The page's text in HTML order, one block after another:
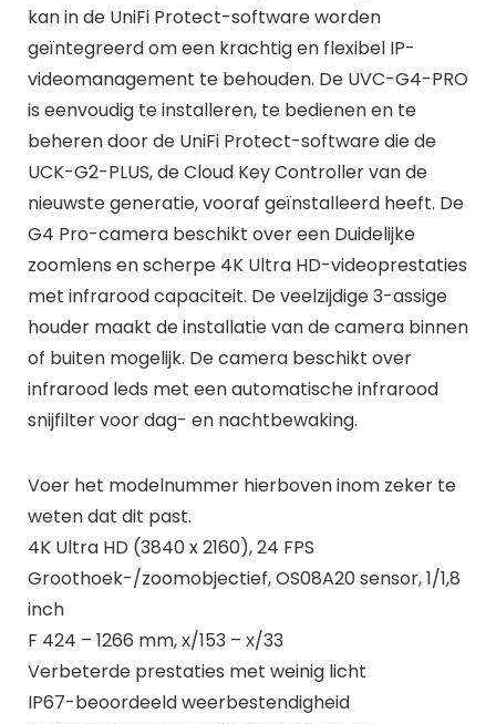
kan in de UniFi Protect-software worden
geïntegreerd om een krachtig en flexibel IP-
videomanagement te behouden. De UVC-G4-PRO
is eenvoudig te installeren, te bedienen en te
beheren door de UniFi Protect-software die de
UCK-G2-PLUS, de Cloud Key Controller van de
nieuwste generatie, vooraf geïnstalleerd heeft. De
G4 Pro-camera beschikt over een Duidelijke
zoomlens en scherpe 4K Ultra HD-videoprestaties
met infrarood capaciteit. De veelzijdige 3-assige
houder maakt de installatie van de camera binnen
of buiten mogelijk. De camera beschikt over
infrarood leds met een automatische infrarood
snijfilter voor dag- en nachtbewaking.
Voer het modelnummer hierboven inom zeker te
weten dat dit past.
4K Ultra HD (3840 x 2160), 24 FPS
Groothoek-/zoomobjectief, OS08A20 sensor, 1/1,8
inch
F 424 – 1266 mm, х/153 – х/33
Verbeterde prestaties met weinig licht
IP67-beoordeeld weerbestendigheid